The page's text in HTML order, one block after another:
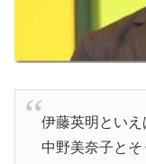
伊藤英明といえ
中野美奈子と